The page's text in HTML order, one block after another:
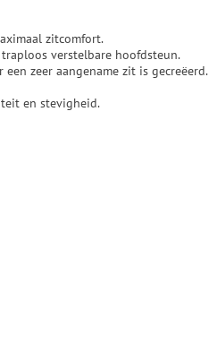
zitcomfort.
verstelbare hoofdsteun.
zeer aangename zit is gecreëerd.
en stevigheid.